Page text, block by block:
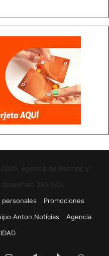
Agencia de Noticias y
360 SAS.
personales
Promociones
Anton Noticias
Agencia